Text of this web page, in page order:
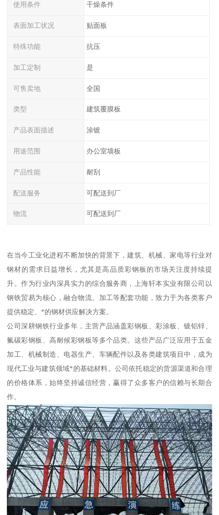
使用条件 干燥条件
表面加工状况 贴面板
特殊功能 抗压
加工定制 是
可售卖地 全国
类型 建筑覆膜板
产品表面描述 涂镀
用途范围 办公室墙板
产品性能 耐刮
配送服务 可配送到厂
物流 可配送到厂
在当今工业化进程不断加快的背景下，建筑、机械、家电等行业对
钢材的需求日益增长，尤其是高品质彩钢板的市场关注度持续提
升。作为行业内深具实力的综合服务商，上海轩本实业有限公司以
钢铁贸易为核心，融合物流、加工等配套功能，致力于为各类客户
提供稳定、*的钢材供应解决方案。
公司深耕钢铁行业多年，主营产品涵盖彩钢板、彩涂板、镀铝锌、
氟碳彩钢板、高耐候彩钢板等多个品类。这些产品广泛应用于五金
加工、机械制造、电器生产、车辆配件以及各类建筑项目中，成为
现代工业与建筑领域*的基础材料。公司依托稳定的货源渠道和合理
的价格体系，始终坚持诚信经营，赢得了众多客户的信赖与长期合
作。